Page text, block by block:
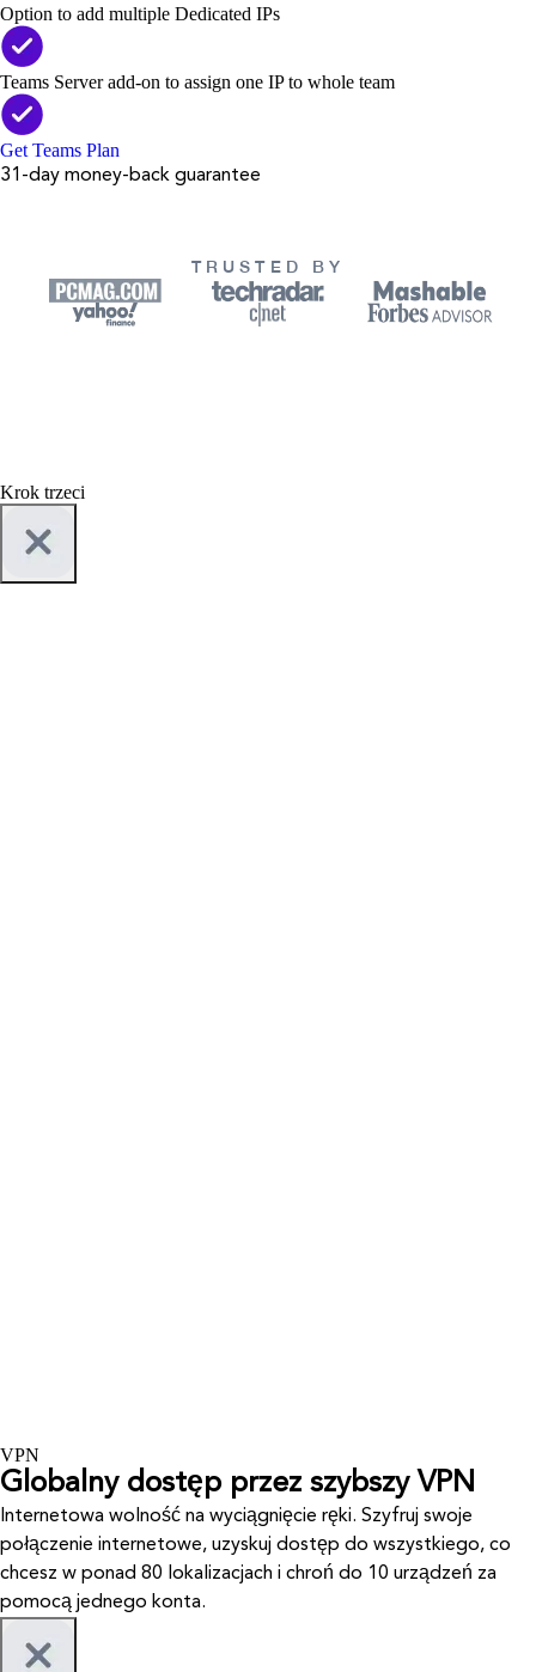
Option to add multiple Dedicated IPs
Teams Server add-on to assign one IP to whole team
Get Teams Plan
31-day money-back guarantee
TRUSTED BY
Krok trzeci
VPN
Globalny dostęp przez szybszy VPN
Internetowa wolność na wyciągnięcie ręki. Szyfruj swoje
połączenie internetowe, uzyskuj dostęp do wszystkiego, co
chcesz w ponad 80 lokalizacjach i chroń do 10 urządzeń za
pomocą jednego konta.